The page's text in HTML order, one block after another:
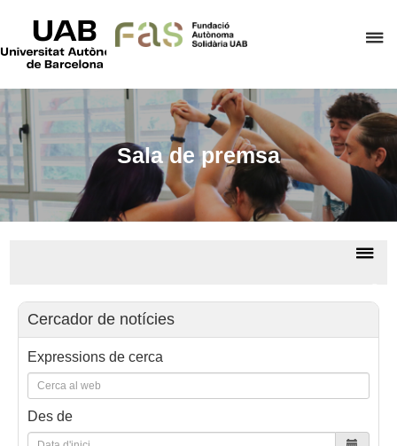
el
Sala de premsa
de
Cercador de notícies
Expressions de cerca
Des de